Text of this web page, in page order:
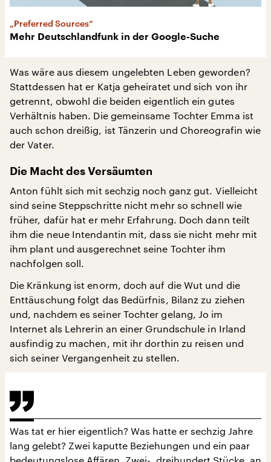
„Preferred Sources“
Mehr Deutschlandfunk in der Google-Suche
Was wäre aus diesem ungelebten Leben geworden?
Stattdessen hat er Katja geheiratet und sich von ihr
getrennt, obwohl die beiden eigentlich ein gutes
Verhältnis haben. Die gemeinsame Tochter Emma ist
auch schon dreißig, ist Tänzerin und Choreografin wie
der Vater.
Die Macht des Versäumten
Anton fühlt sich mit sechzig noch ganz gut. Vielleicht
sind seine Steppschritte nicht mehr so schnell wie
früher, dafür hat er mehr Erfahrung. Doch dann teilt
ihm die neue Intendantin mit, dass sie nicht mehr mit
ihm plant und ausgerechnet seine Tochter ihm
nachfolgen soll.
Die Kränkung ist enorm, doch auf die Wut und die
Enttäuschung folgt das Bedürfnis, Bilanz zu ziehen
und, nachdem es seiner Tochter gelang, Jo im
Internet als Lehrerin an einer Grundschule in Irland
ausfindig zu machen, mit ihr dorthin zu reisen und
sich seiner Vergangenheit zu stellen.
Was tat er hier eigentlich? Was hatte er sechzig Jahre
lang gelebt? Zwei kaputte Beziehungen und ein paar
bedeutungslose Affären. Zwei-, dreihundert Stücke, an